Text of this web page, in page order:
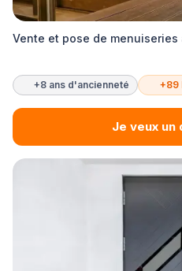
Vente et pose de menuiseries
+8 ans d'ancienneté +89
Je veux